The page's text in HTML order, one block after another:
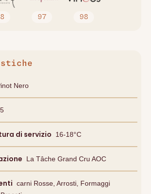
97 98
Nero
di servizio 16-18°C
La Tâche Grand Cru AOC
Carni Rosse, Arrosti, Formaggi